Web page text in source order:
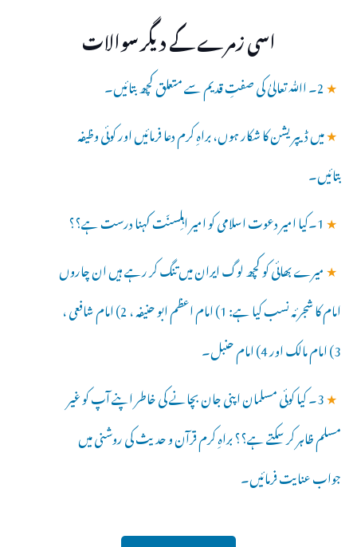
اسی زمرے کے دیگر سوالات
★2۔ اﷲ تعالیٰ کی صفتِ قدیم سے متعلق کچھ بتائیں۔
★میں ڈیپریشن کا شکار ہوں، براہِ کرم دعا فرمائیں اور کوئی وظیفہ
بتائیں۔
★1۔کیا امیر دعوت اسلامی کو امیر اہلِسنّت کہنا درست ہے؟؟
★میرے بھائی کو کچھ لوگ ایران میں تنگ کر رہے ہیں ان چاروں
امام کا شجرئہ نسب کیا ہے: 1) امام اعظم ابو حنیفہ ، 2) امام شافعی ،
3) امام مالک اور 4) امام حنبل۔
★ 3۔ کیا کوئی مسلمان اپنی جان بچانے کی خاطر اپنے آپ کو غیر
مسلم ظاہر کر سکتے ہے؟؟ براہِ کرم قرآن و حدیث کی روشنی میں
جواب عنایت فرمائیں۔